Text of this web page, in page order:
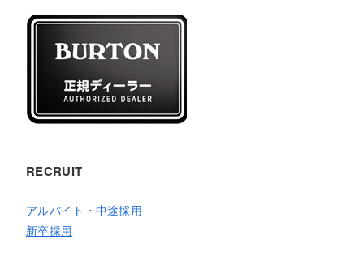
RECRUIT
アルバイト・中途採用
新卒採用